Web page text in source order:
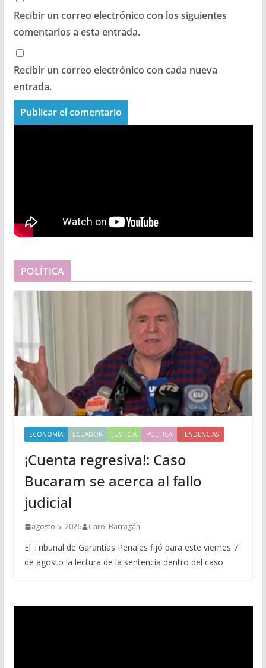
Recibir un correo electrónico con los siguientes
comentarios a esta entrada.
Recibir un correo electrónico con cada nueva
entrada.
POLÍTICA
ECONOMÍA ECUADOR JUSTICIA POLITICA TENDENCIAS
¡Cuenta regresiva!: Caso
Bucaram se acerca al fallo
judicial
agosto 5, 2026 Carol Barragán
El Tribunal de Garantías Penales fijó para este viernes 7
de agosto la lectura de la sentencia dentro del caso